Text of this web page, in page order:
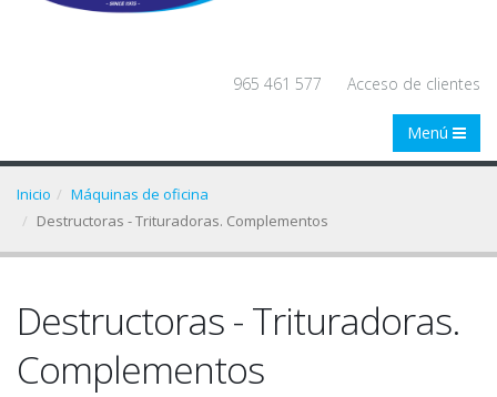
965 461 577 Acceso de clientes
Menú
Inicio
Máquinas de oficina
Destructoras - Trituradoras. Complementos
Destructoras - Trituradoras.
Complementos